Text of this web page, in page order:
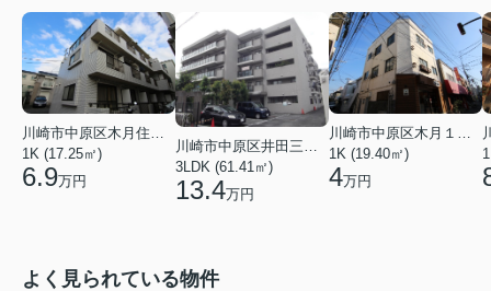
1K (17.25㎡)
6.9万円
3LDK (61.41㎡)
13.4万円
1K (19.40㎡)
4万円
よく見られている物件